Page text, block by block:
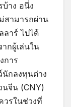
บ้าง อนึ่ง
สามารถผ่าน
าร์ ไปได้
กผู้เล่นใน
การ
กลงทุนต่าง
นจีน (CNY)
วรในช่วงที่